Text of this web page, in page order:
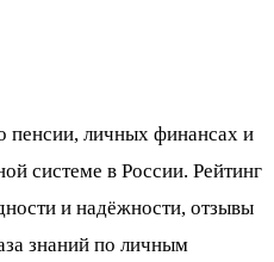
пенсии, личных финансах и
системе в России. Рейтинг
и надёжности, отзывы
знаний по личным